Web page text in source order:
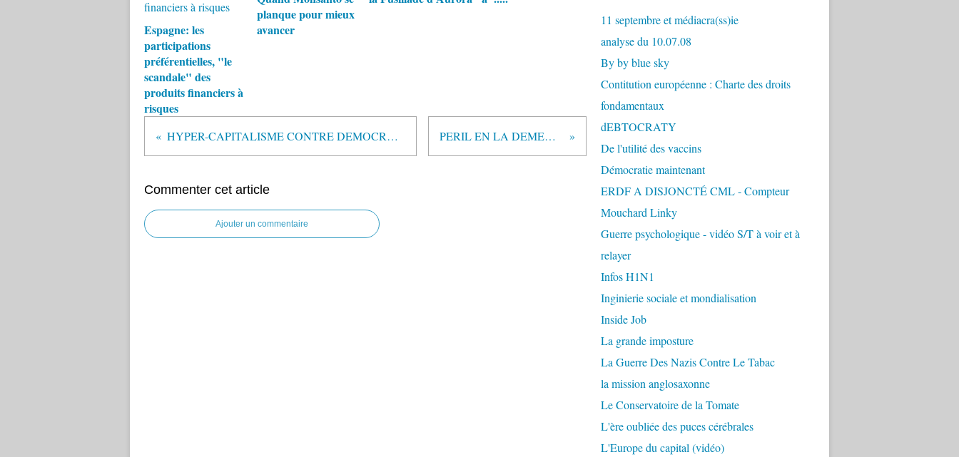
Espagne: les
participations
préférentielles, "le
scandale" des
produits financiers à
risques
planque pour mieux
avancer
HYPER-CAPITALISME CONTRE DEMOCRATIE PERIL EN LA DEMEURE
Commenter cet article
Ajouter un commentaire
11 septembre et médiacra(ss)ie
analyse du 10.07.08
By by blue sky
Contitution européenne : Charte des droits
fondamentaux
dEBTOCRATY
De l'utilité des vaccins
Démocratie maintenant
ERDF A DISJONCTÉ CML - Compteur
Mouchard Linky
Guerre psychologique - vidéo S/T à voir et à
relayer
Infos H1N1
Inginierie sociale et mondialisation
Inside Job
La grande imposture
La Guerre Des Nazis Contre Le Tabac
la mission anglosaxonne
Le Conservatoire de la Tomate
L'ère oubliée des puces cérébrales
L'Europe du capital (vidéo)